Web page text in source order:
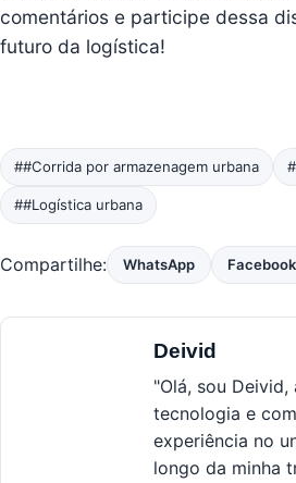
comentários e participe dessa
futuro da logística!
##Corrida por armazenagem urbana
##Logística urbana
Compartilhe: WhatsApp Facebook
Deivid
"Olá, sou
tecnologia e
experiência no
longo da minha